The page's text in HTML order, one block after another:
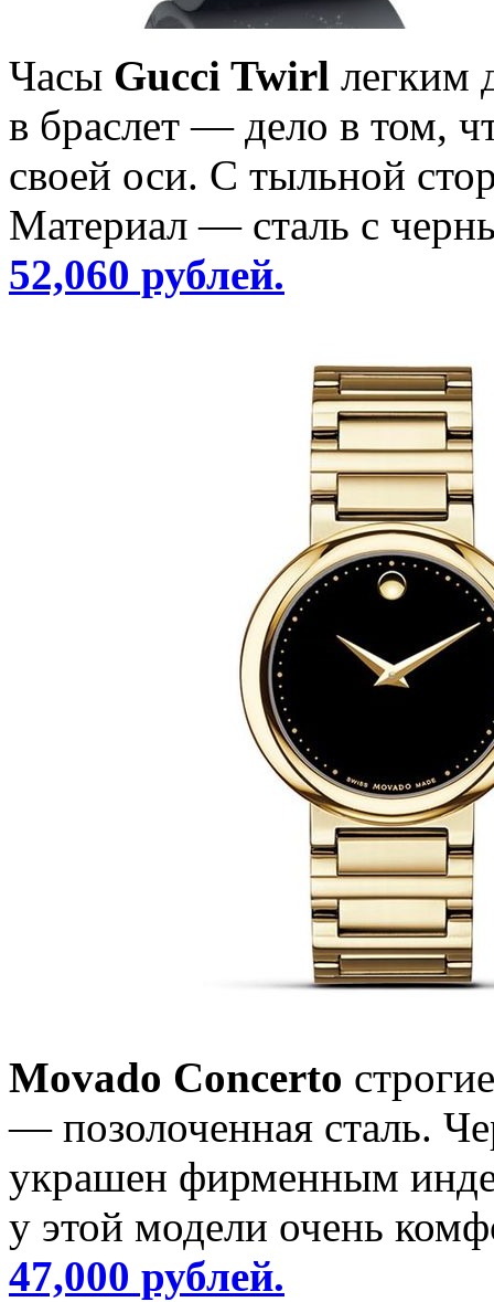
Часы Gucci Twirl легким
в браслет — дело в том,
своей оси. С тыльной
Материал — сталь с
52,060 рублей.
Movado Concerto
— позолоченная сталь.
украшен фирменным
у этой модели очень
47,000 рублей.